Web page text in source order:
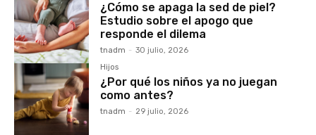
¿Cómo se apaga la sed de piel?
Estudio sobre el apogo que
responde el dilema
tnadm - 30 julio, 2026
Hijos
¿Por qué los niños ya no juegan
como antes?
tnadm - 29 julio, 2026